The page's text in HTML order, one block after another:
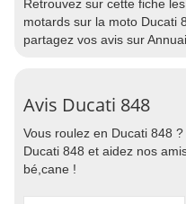
Retrouvez sur cette fiche
motards sur la moto Ducati
partagez vos avis sur
Avis Ducati 848
Vous roulez en Ducati 848
Ducati 848 et aidez nos
bé,cane !